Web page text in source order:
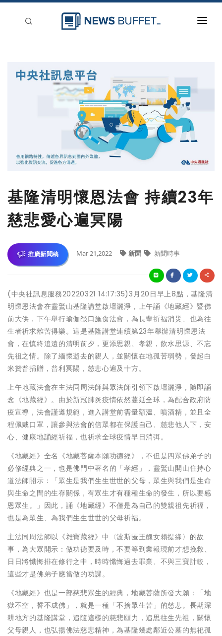
基隆清明懷恩法會 持續23年
慈悲愛心遍冥陽
推廣新聞稿 Mar 21,2022 新聞 新聞時事
(中央社訊息服務20220321 14:17:35)3月20日早上8點，基隆清
明懷恩法會在靈鷲山基隆講堂啟壇灑淨，上午誦《地藏經》暨佛
前大供，下午舉行瑜伽燄口施食法會，為長輩祈福消災、也為往
生者祈求離苦得樂。這是基隆講堂連續第23年舉辦清明懷恩法
會，在慎終追遠的清明前夕，更添思親、孝親，飲水思源、不忘
先祖之情。除了緬懷逝去的親人，並關懷在地孤苦弱勢，發起白
米贊普捐贈，普利冥陽，慈悲心遍及十方。
上午地藏法會在主法同周法師與眾法師引領下啟壇灑淨，隨即誦
念《地藏經》。由於新冠肺炎疫情依然蔓延全球，為配合政府防
疫宣導，法會謹遵規範，進入講堂前需量額溫、噴酒精，並且全
程佩戴口罩，讓參與法會的信眾都在保護自己、慈悲他人下，安
心、健康地誦經祈福，也祈求全球疫情早日消弭。
《地藏經》全名《地藏菩薩本願功德經》，不但是四眾佛弟子的
必修經典之一，也是佛門中著名的「孝經」，靈鷲山開山住持心
道法師開示：「眾生是我們生生世世的父母，眾生與我們是生命
與生命之間的生存關係，有眾生才有種種生命的發生，所以要感
恩眾生。」因此，誦《地藏經》不僅是為自己的雙親祖先祈福，
也是為眾生、為我們生生世世的父母祈福。
主法同周法師以《雜寶藏經》中〈波斯匿王醜女賴提緣〉的故
事，為大眾開示：做功德要及時，不要等到業報現前才想挽救、
日日將懺悔排在修行之中，時時懺悔過去罪業、不與三寶計較，
這些才是佛弟子應當做的功課。
《地藏經》也是一部慈悲眾生的經典，地藏菩薩所發大願：「地
獄不空，誓不成佛」，就是一種「不捨眾生苦」的慈悲。長期深
耕地方的基隆講堂，追隨這樣的慈悲願力，追思往生先祖，關懷
父母親人，也弘揚佛法慈悲精神，為基隆幾處鄰近公墓的無祀孤